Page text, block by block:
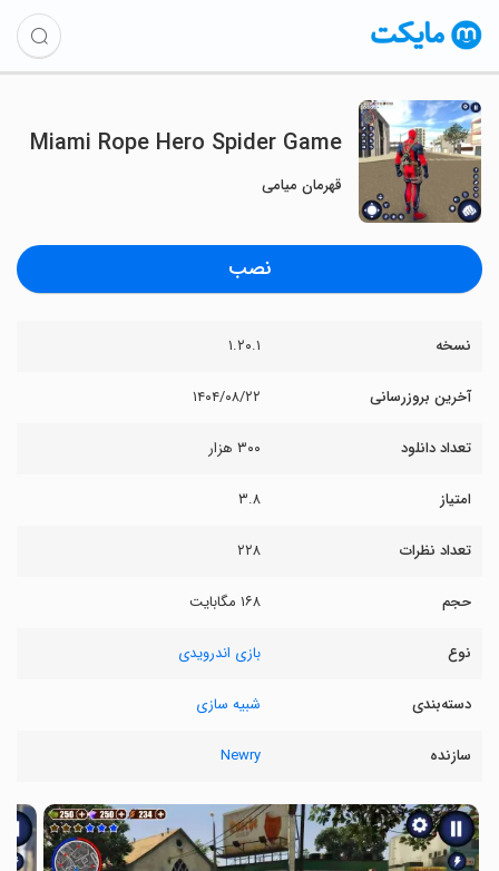
Miami Rope Hero Spider Game
قهرمان میامی
نصب
نسخه ۱.۲۰.۱
آخرین بروزرسانی ۱۴۰۴/۰۸/۲۲
تعداد دانلود ۳۰۰ هزار
امتیاز ۳.۸
تعداد نظرات ۲۲۸
حجم ۱۶۸ مگابایت
نوع بازی اندرویدی
دسته‌بندی شبیه سازی
سازنده Newry